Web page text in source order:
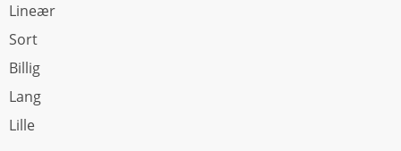
Lineær
Sort
Billig
Lang
Lille